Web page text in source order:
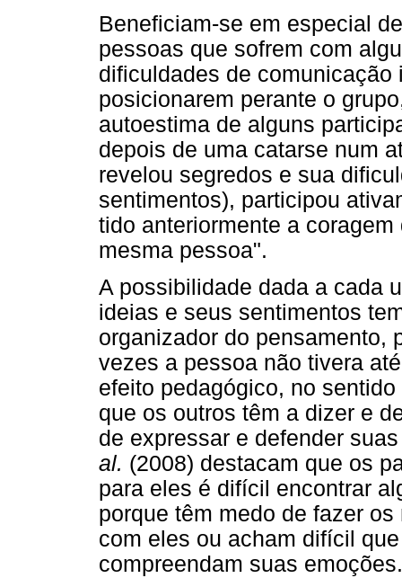
Beneficiam-se em especial
pessoas que sofrem com
dificuldades de comunicação
posicionarem perante o
autoestima de alguns
depois de uma catarse num
revelou segredos e sua
sentimentos), participou
tido anteriormente a
mesma pessoa".
A possibilidade dada a cada
ideias e seus sentimentos
organizador do pensamento,
vezes a pessoa não tivera
efeito pedagógico, no
que os outros têm a dizer e
de expressar e defender
al. (2008) destacam que os
para eles é difícil encontrar
porque têm medo de fazer
com eles ou acham difícil
compreendam suas emoções.